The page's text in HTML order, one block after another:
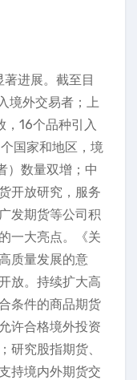
进展。截至目
境外交易者；上
16个品种引入
国家和地区，境
）数量双增；中
开放研究，服务
发期货等公司积
一大亮点。《关
质量发展的意
放。持续扩大高
条件的商品期货
许合格境外投资
研究股指期货、
持境内外期货交